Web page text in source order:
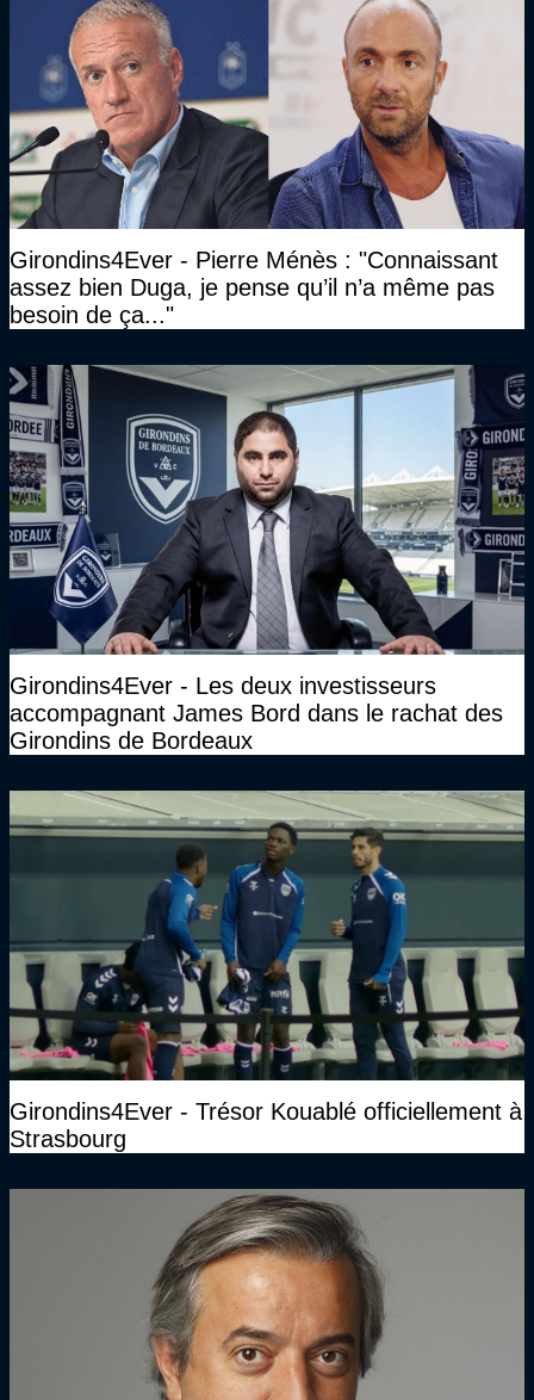
Girondins4Ever - Pierre Ménès : "Connaissant
assez bien Duga, je pense qu’il n’a même pas
besoin de ça..."
Girondins4Ever - Les deux investisseurs
accompagnant James Bord dans le rachat des
Girondins de Bordeaux
Girondins4Ever - Trésor Kouablé officiellement à
Strasbourg